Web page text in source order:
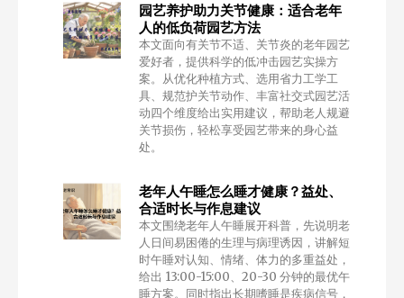
园艺养护助力关节健康：适合老年
人的低负荷园艺方法
本文面向有关节不适、关节炎的老年园艺
爱好者，提供科学的低冲击园艺实操方
案。从优化种植方式、选用省力工学工
具、规范护关节动作、丰富社交式园艺活
动四个维度给出实用建议，帮助老人规避
关节损伤，轻松享受园艺带来的身心益
处。
老年人午睡怎么睡才健康？益处、
合适时长与作息建议
本文围绕老年人午睡展开科普，先说明老
人日间易困倦的生理与病理诱因，讲解短
时午睡对认知、情绪、体力的多重益处，
给出 13:00-15:00、20-30 分钟的最优午
睡方案。同时指出长期嗜睡是疾病信号，